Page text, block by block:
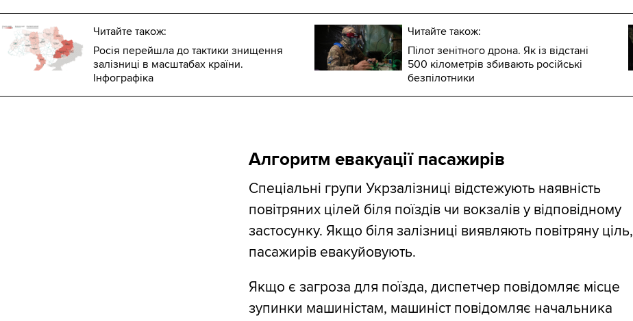
Читайте також:
Росія перейшла до тактики знищення
залізниці в масштабах країни.
Інфографіка
Читайте також:
Пілот зенітного дрона. Як із відстані
500 кілометрів збивають російські
безпілотники
Алгоритм евакуації пасажирів
Спеціальні групи Укрзалізниці відстежують наявність
повітряних цілей біля поїздів чи вокзалів у відповідному
застосунку. Якщо біля залізниці виявляють повітряну ціль,
пасажирів евакуйовують.
Якщо є загроза для поїзда, диспетчер повідомляє місце
зупинки машиністам, машиніст повідомляє начальника